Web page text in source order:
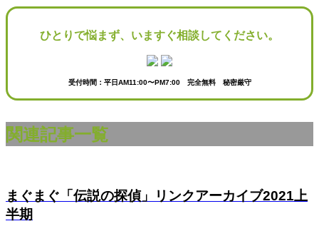
ひとりで悩まず、いますぐ相談してください。
受付時間：平日AM11:00〜PM7:00 完全無料 秘密厳守
関連記事一覧
まぐまぐ「伝説の探偵」リンクアーカイブ2021上
半期